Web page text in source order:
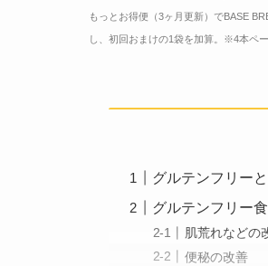
もっとお得便（3ヶ月更新）でBASE
し、初回おまけの1袋を加算。※4本ペ
グルテンフリー
グルテンフリー
肌荒れなどの
便秘の改善